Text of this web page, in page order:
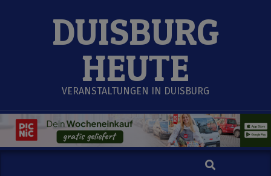
DUISBURG
HEUTE
VERANSTALTUNGEN IN DUISBURG
Search